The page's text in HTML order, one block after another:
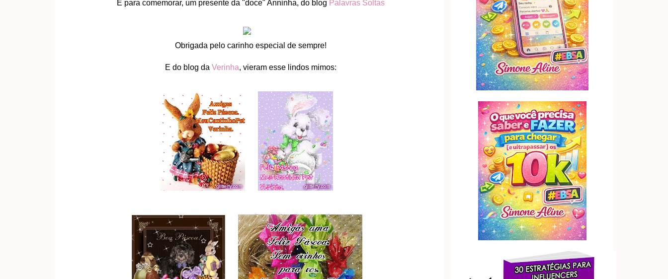
E para comemorar, um presente da "doce" Anninha, do blog Palavras Soltas
Obrigada pelo carinho especial de sempre!
E do blog da Verinha, vieram esse lindos mimos: